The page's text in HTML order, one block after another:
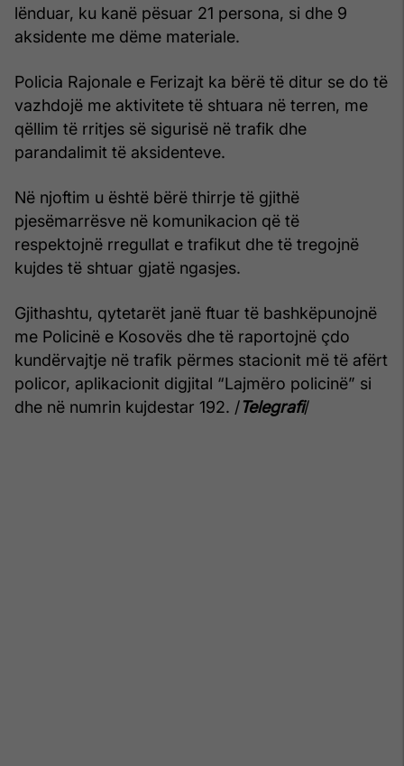
lënduar, ku kanë pësuar 21 persona, si dhe 9
aksidente me dëme materiale.
Policia Rajonale e Ferizajt ka bërë të ditur se do të
vazhdojë me aktivitete të shtuara në terren, me
qëllim të rritjes së sigurisë në trafik dhe
parandalimit të aksidenteve.
Në njoftim u është bërë thirrje të gjithë
pjesëmarrësve në komunikacion që të
respektojnë rregullat e trafikut dhe të tregojnë
kujdes të shtuar gjatë ngasjes.
Gjithashtu, qytetarët janë ftuar të bashkëpunojnë
me Policinë e Kosovës dhe të raportojnë çdo
kundërvajtje në trafik përmes stacionit më të afërt
policor, aplikacionit digjital “Lajmëro policinë” si
dhe në numrin kujdestar 192. /Telegrafi/